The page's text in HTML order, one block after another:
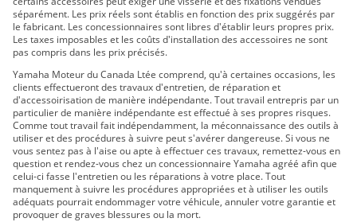
séparément. Les prix réels sont établis en fonction des prix suggérés par
le fabricant. Les concessionnaires sont libres d'établir leurs propres prix.
Les taxes imposables et les coûts d'installation des accessoires ne sont
pas compris dans les prix précisés.
Yamaha Moteur du Canada Ltée comprend, qu'à certaines occasions, les
clients effectueront des travaux d'entretien, de réparation et
d'accessoirisation de manière indépendante. Tout travail entrepris par un
particulier de manière indépendante est effectué à ses propres risques.
Comme tout travail fait indépendamment, la méconnaissance des outils à
utiliser et des procédures à suivre peut s'avérer dangereuse. Si vous ne
vous sentez pas à l'aise ou apte à effectuer ces travaux, remettez-vous en
question et rendez-vous chez un concessionnaire Yamaha agréé afin que
celui-ci fasse l'entretien ou les réparations à votre place. Tout
manquement à suivre les procédures appropriées et à utiliser les outils
adéquats pourrait endommager votre véhicule, annuler votre garantie et
provoquer de graves blessures ou la mort.